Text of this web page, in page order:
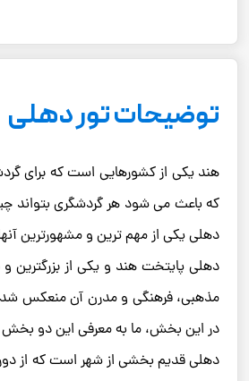
توضیحات تور دهلی
هند یکی از کشورهایی است که برای
که باعث می شود هر گردشگری بتواند
دهلی یکی از مهم ترین و مشهورترین
دهلی پایتخت هند و یکی از بزرگترین
مذهبی، فرهنگی و مدرن آن منعکس
در این بخش، ما به معرفی این دو بخش
دهلی قدیم بخشی از شهر است که از